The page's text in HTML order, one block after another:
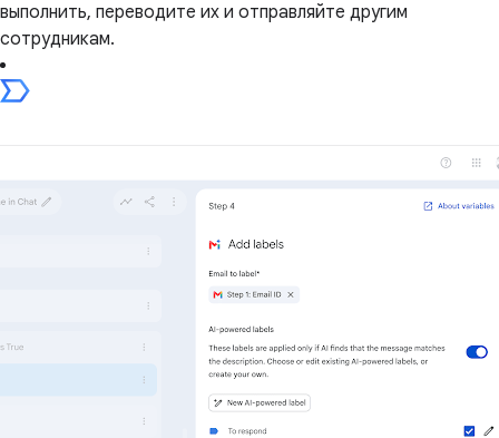
выполнить, переводите их и отправляйте другим
сотрудникам.